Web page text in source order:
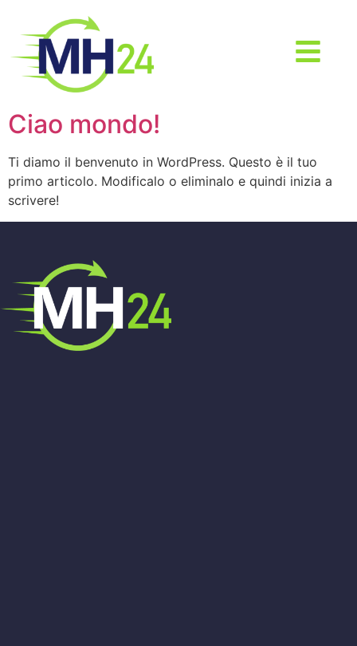
Ciao mondo!
Ti diamo il benvenuto in WordPress. Questo è il tuo
primo articolo. Modificalo o eliminalo e quindi inizia a
scrivere!